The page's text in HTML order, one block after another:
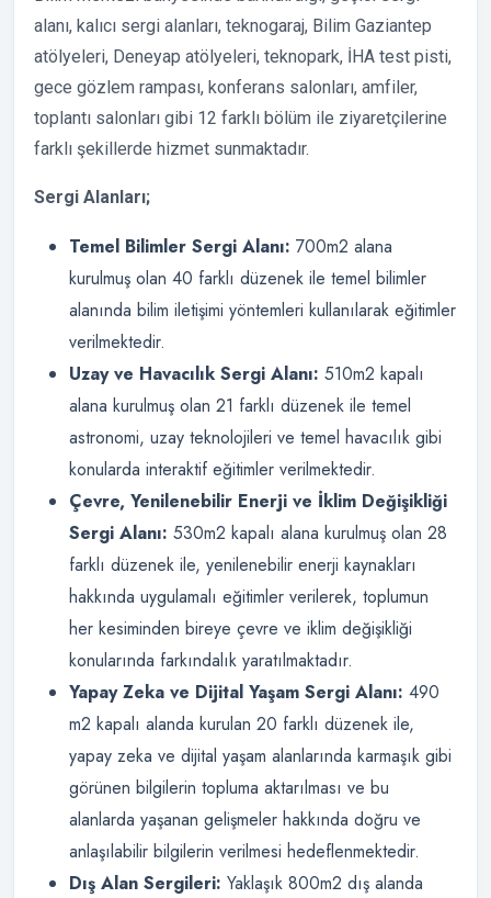
alanı, kalıcı sergi alanları, teknogaraj, Bilim Gaziantep
atölyeleri, Deneyap atölyeleri, teknopark, İHA test pisti,
gece gözlem rampası, konferans salonları, amfiler,
toplantı salonları gibi 12 farklı bölüm ile ziyaretçilerine
farklı şekillerde hizmet sunmaktadır.
Sergi Alanları;
Temel Bilimler Sergi Alanı: 700m2 alana
kurulmuş olan 40 farklı düzenek ile temel bilimler
alanında bilim iletişimi yöntemleri kullanılarak eğitimler
verilmektedir.
Uzay ve Havacılık Sergi Alanı: 510m2 kapalı
alana kurulmuş olan 21 farklı düzenek ile temel
astronomi, uzay teknolojileri ve temel havacılık gibi
konularda interaktif eğitimler verilmektedir.
Çevre, Yenilenebilir Enerji ve İklim Değişikliği
Sergi Alanı: 530m2 kapalı alana kurulmuş olan 28
farklı düzenek ile, yenilenebilir enerji kaynakları
hakkında uygulamalı eğitimler verilerek, toplumun
her kesiminden bireye çevre ve iklim değişikliği
konularında farkındalık yaratılmaktadır.
Yapay Zeka ve Dijital Yaşam Sergi Alanı: 490
m2 kapalı alanda kurulan 20 farklı düzenek ile,
yapay zeka ve dijital yaşam alanlarında karmaşık gibi
görünen bilgilerin topluma aktarılması ve bu
alanlarda yaşanan gelişmeler hakkında doğru ve
anlaşılabilir bilgilerin verilmesi hedeflenmektedir.
Dış Alan Sergileri: Yaklaşık 800m2 dış alanda